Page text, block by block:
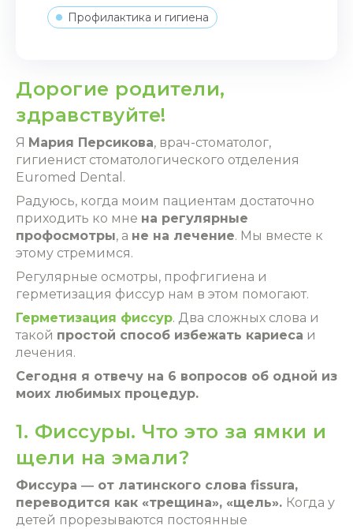
Профилактика и гигиена
Дорогие родители,
здравствуйте!
Я Мария Персикова, врач-стоматолог,
гигиенист стоматологического отделения
Euromed Dental.
Радуюсь, когда моим пациентам достаточно
приходить ко мне на регулярные
профосмотры, а не на лечение. Мы вместе к
этому стремимся.
Регулярные осмотры, профгигиена и
герметизация фиссур нам в этом помогают.
Герметизация фиссур. Два сложных слова и
такой простой способ избежать кариеса и
лечения.
Сегодня я отвечу на 6 вопросов об одной из
моих любимых процедур.
1. Фиссуры. Что это за ямки и
щели на эмали?
Фиссура ― от латинского слова fissura,
переводится как «трещина», «щель». Когда у
детей прорезываются постоянные